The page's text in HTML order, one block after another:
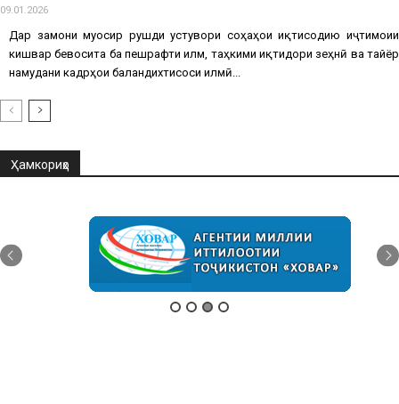
09.01.2026
Дар замони муосир рушди устувори соҳаҳои иқтисодию иҷтимоии
кишвар бевосита ба пешрафти илм, таҳкими иқтидори зеҳнӣ ва тайёр
намудани кадрҳои баландихтисоси илмӣ...
Ҳамкориҳо